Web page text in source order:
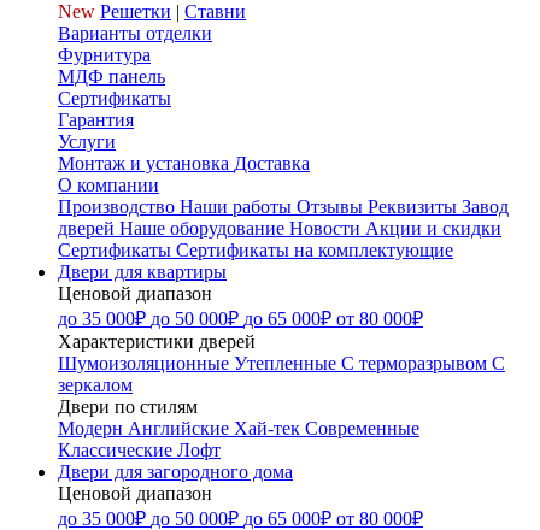
New Решетки | Ставни
Варианты отделки
Фурнитура
МДФ панель
Сертификаты
Гарантия
Услуги
Монтаж и установка Доставка
О компании
Производство Наши работы Отзывы Реквизиты Завод
дверей Наше оборудование Новости Акции и скидки
Сертификаты Сертификаты на комплектующие
Двери для квартиры
Ценовой диапазон
до 35 000₽ до 50 000₽ до 65 000₽ от 80 000₽
Характеристики дверей
Шумоизоляционные Утепленные С терморазрывом С
зеркалом
Двери по стилям
Модерн Английские Хай-тек Современные
Классические Лофт
Двери для загородного дома
Ценовой диапазон
до 35 000₽ до 50 000₽ до 65 000₽ от 80 000₽